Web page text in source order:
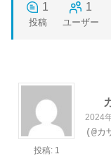
1
投稿
1
ユーザー
投稿: 1
2024
(@カ